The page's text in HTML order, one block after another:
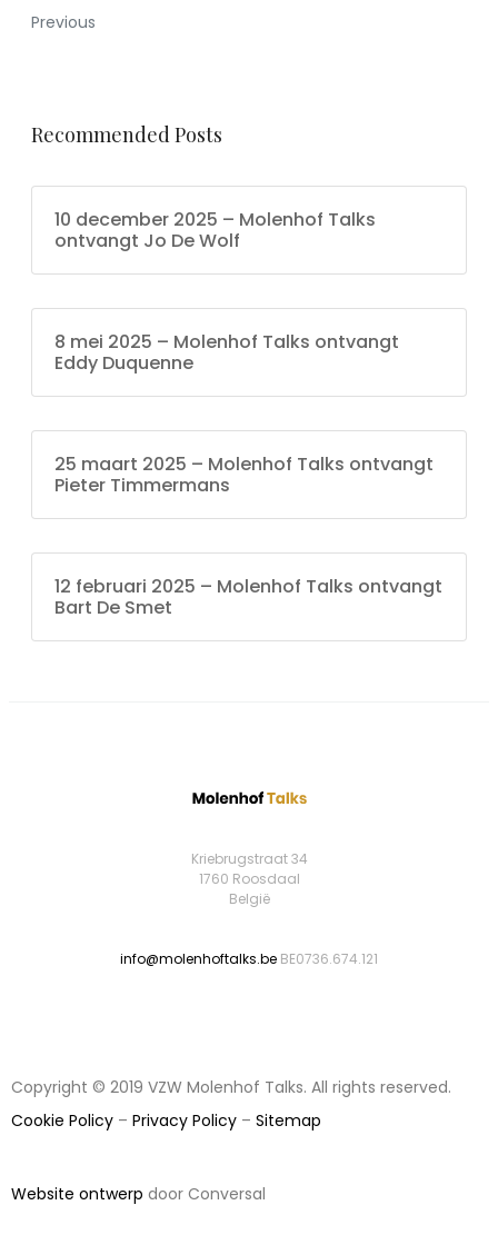
Previous
Recommended Posts
10 december 2025 – Molenhof Talks
ontvangt Jo De Wolf
8 mei 2025 – Molenhof Talks ontvangt
Eddy Duquenne
25 maart 2025 – Molenhof Talks ontvangt
Pieter Timmermans
12 februari 2025 – Molenhof Talks ontvangt
Bart De Smet
Kriebrugstraat 34
1760 Roosdaal
België
info@molenhoftalks.be BE0736.674.121
Copyright © 2019 VZW Molenhof Talks. All rights reserved.
Cookie Policy – Privacy Policy – Sitemap
Website ontwerp door Conversal